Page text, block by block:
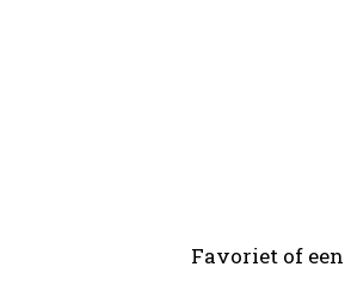
Favoriet of